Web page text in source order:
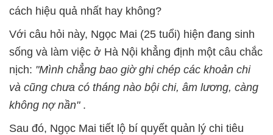
cách hiệu quả nhất hay không?
Với câu hỏi này, Ngọc Mai (25 tuổi) hiện đang sinh
sống và làm việc ở Hà Nội khẳng định một câu chắc
nịch: "Mình chẳng bao giờ ghi chép các khoản chi
và cũng chưa có tháng nào bội chi, âm lương, càng
không nợ nần" .
Sau đó, Ngọc Mai tiết lộ bí quyết quản lý chi tiêu